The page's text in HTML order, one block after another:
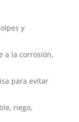
y
a la corrosión,
para evitar
riego,